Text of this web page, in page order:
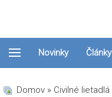
Novinky Články
Domov » Civilné lietadlá